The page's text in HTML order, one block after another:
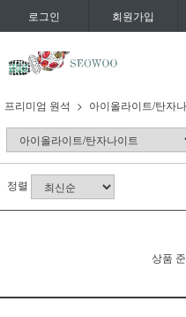
로그인 회원가입
프리미엄 원석 아이올라이트/탄자
정렬
상품